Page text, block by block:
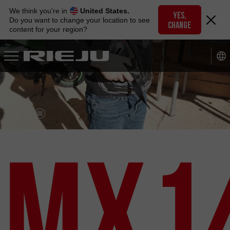
navigation
to
content
We think you're in
United States.
Do you want to change your location to see
content for your region?
YES,
CHANGE